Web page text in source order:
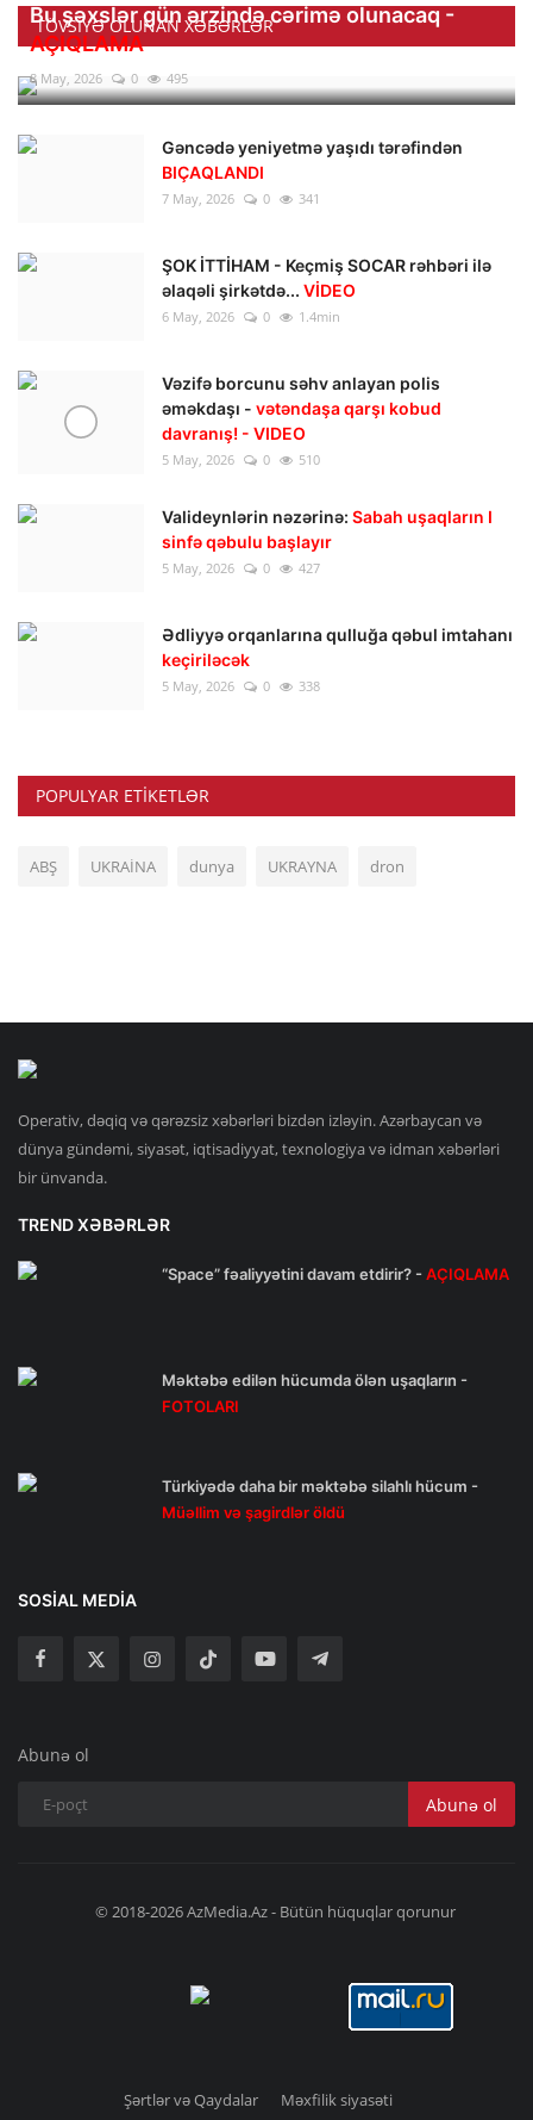
TÖVSIYƏ OLUNAN XƏBƏRLƏR
Bu şəxslər gün ərzində cərimə olunacaq -
AÇIQLAMA
8 May, 2026 0 495
Gəncədə yeniyetmə yaşıdı tərəfindən
BIÇAQLANDI
7 May, 2026 0 341
ŞOK İTTİHAM - Keçmiş SOCAR rəhbəri ilə
əlaqəli şirkətdə... VİDEO
6 May, 2026 0 1.4min
Vəzifə borcunu səhv anlayan polis
əməkdaşı - vətəndaşa qarşı kobud
davranış! - VIDEO
5 May, 2026 0 510
Valideynlərin nəzərinə: Sabah uşaqların I
sinfə qəbulu başlayır
5 May, 2026 0 427
Ədliyyə orqanlarına qulluğa qəbul imtahanı
keçiriləcək
5 May, 2026 0 338
POPULYAR ETIKETLƏR
ABŞ UKRAİNA dunya UKRAYNA dron
Operativ, dəqiq və qərəzsiz xəbərləri bizdən izləyin. Azərbaycan və
dünya gündəmi, siyasət, iqtisadiyyat, texnologiya və idman xəbərləri
bir ünvanda.
TREND XƏBƏRLƏR
“Space” fəaliyyətini davam etdirir? -AÇIQLAMA
Məktəbə edilən hücumda ölən uşaqların -
FOTOLARI
Türkiyədə daha bir məktəbə silahlı hücum -
Müəllim və şagirdlər öldü
SOSIAL MEDIA
Abunə ol
Abunə ol
© 2018-2026 AzMedia.Az - Bütün hüquqlar qorunur
Şərtlər və Qaydalar Məxfilik siyasəti